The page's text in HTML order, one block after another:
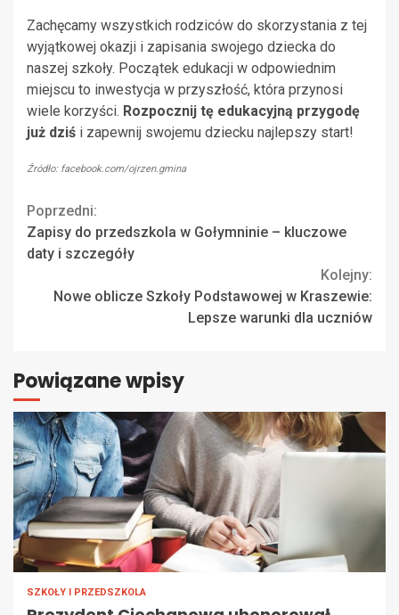
Zachęcamy wszystkich rodziców do skorzystania z tej
wyjątkowej okazji i zapisania swojego dziecka do
naszej szkoły. Początek edukacji w odpowiednim
miejscu to inwestycja w przyszłość, która przynosi
wiele korzyści. Rozpocznij tę edukacyjną przygodę
już dziś i zapewnij swojemu dziecku najlepszy start!
Źródło: facebook.com/ojrzen.gmina
Continue
Reading
Poprzedni:
Zapisy do przedszkola w Gołymninie – kluczowe
daty i szczegóły
Kolejny:
Nowe oblicze Szkoły Podstawowej w Kraszewie:
Lepsze warunki dla uczniów
Powiązane wpisy
SZKOŁY I PRZEDSZKOLA